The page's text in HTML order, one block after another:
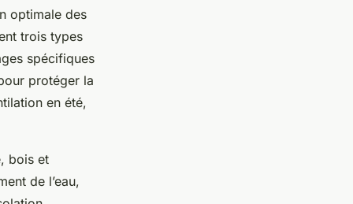
optimale des
trois types
spécifiques
protéger la
en été,
bois et
de l’eau,